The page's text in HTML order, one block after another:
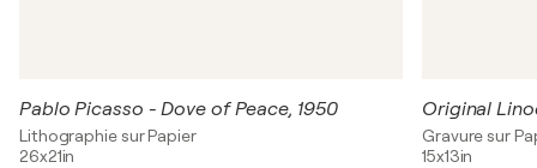
Pablo Picasso - Dove of Peace, 1950
Lithographie sur Papier
26x21in
Original
Gravure sur
15x13in